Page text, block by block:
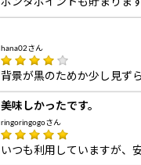
ポンタポイントも貯まりま
hana02さん
背景が黒のためか少し見ず
美味しかったです。
ringoringogoさん
いつも利用していますが、